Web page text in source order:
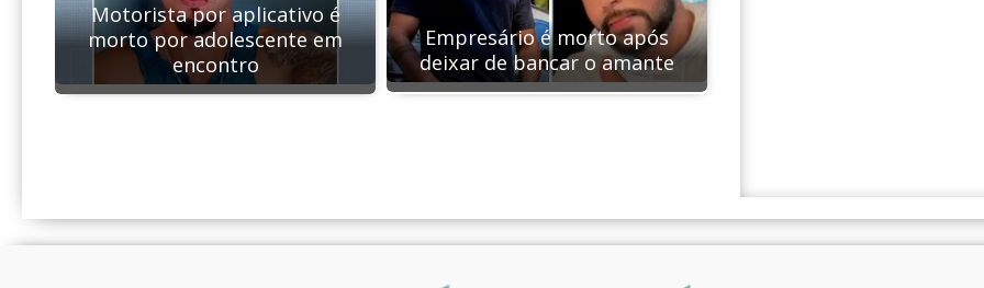
Motorista por aplicativo é
morto por adolescente em
encontro
Empresário é morto após
deixar de bancar o amante